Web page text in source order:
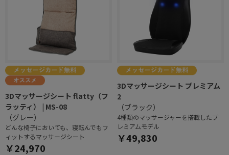
3Dマッサージシート flatty（フ
ラッティ） | MS-08
（グレー）
どんな椅子においても、寝転んでもフ
ィットするマッサージシート
￥24,970
3Dマッサージシート プレミアム
2
（ブラック）
4種類のマッサージャーを搭載したプ
レミアムモデル
￥49,830